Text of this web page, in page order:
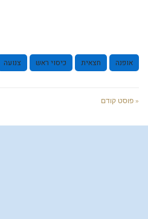
אופנה חצאית כיסוי ראש צנועה
« פוסט קודם